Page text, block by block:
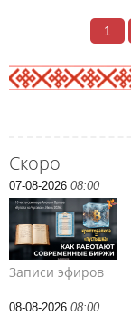
Скоро
07-08-2026 08:00
Записи эфиров
08-08-2026 08:00
1